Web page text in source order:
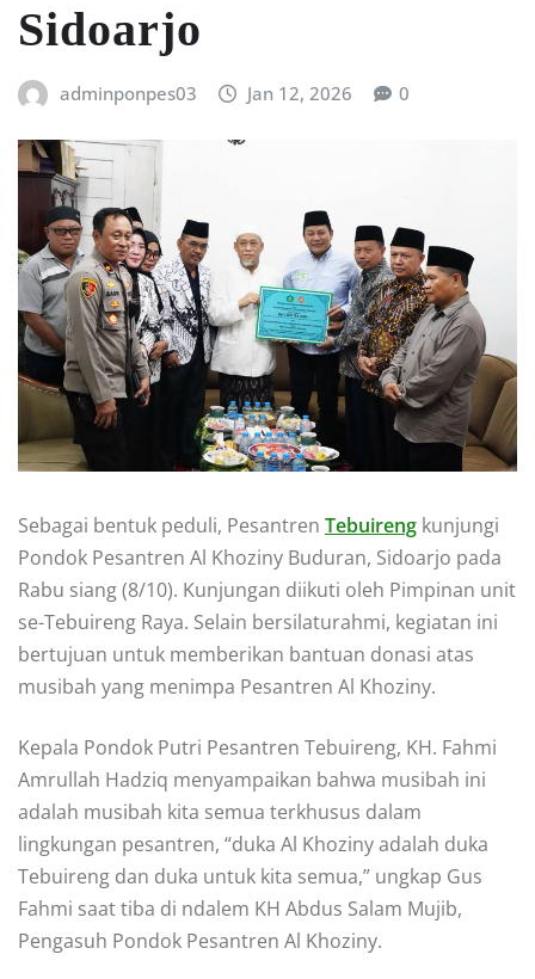
Sidoarjo
adminponpes03 Jan 12, 2026 0
Sebagai bentuk peduli, Pesantren Tebuireng kunjungi
Pondok Pesantren Al Khoziny Buduran, Sidoarjo pada
Rabu siang (8/10). Kunjungan diikuti oleh Pimpinan unit
se-Tebuireng Raya. Selain bersilaturahmi, kegiatan ini
bertujuan untuk memberikan bantuan donasi atas
musibah yang menimpa Pesantren Al Khoziny.
Kepala Pondok Putri Pesantren Tebuireng, KH. Fahmi
Amrullah Hadziq menyampaikan bahwa musibah ini
adalah musibah kita semua terkhusus dalam
lingkungan pesantren, “duka Al Khoziny adalah duka
Tebuireng dan duka untuk kita semua,” ungkap Gus
Fahmi saat tiba di ndalem KH Abdus Salam Mujib,
Pengasuh Pondok Pesantren Al Khoziny.